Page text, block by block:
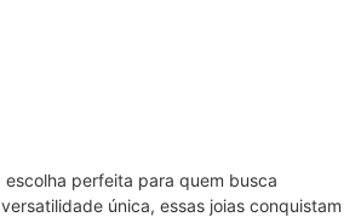
escolha perfeita para quem busca
única, essas joias conquistam